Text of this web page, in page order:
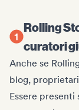
Rolling
curatori
Anche se
blog,
Essere